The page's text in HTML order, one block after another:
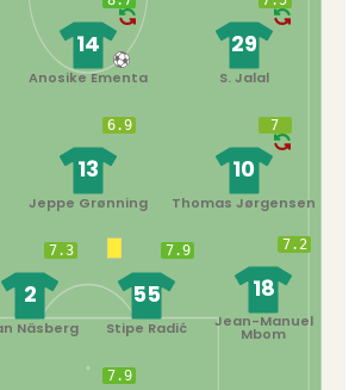
7.9
7.3
2
Näsberg
7.9
55
Stipe Radić
7.2
18
Jean-Manuel
Mbom
6.9
13
Jeppe Grønning
7
10
Thomas Jørgensen
14
Anosike Ementa
29
S. Jalal